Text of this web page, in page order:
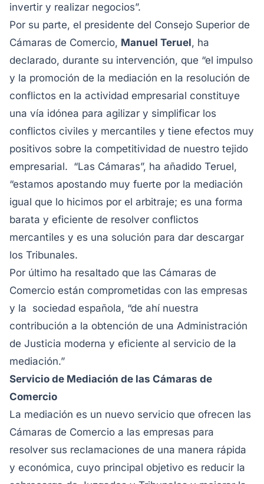
invertir y realizar negocios”.
Por su parte, el presidente del Consejo Superior de
Cámaras de Comercio, Manuel Teruel, ha
declarado, durante su intervención, que “el impulso
y la promoción de la mediación en la resolución de
conflictos en la actividad empresarial constituye
una vía idónea para agilizar y simplificar los
conflictos civiles y mercantiles y tiene efectos muy
positivos sobre la competitividad de nuestro tejido
empresarial. “Las Cámaras”, ha añadido Teruel,
“estamos apostando muy fuerte por la mediación
igual que lo hicimos por el arbitraje; es una forma
barata y eficiente de resolver conflictos
mercantiles y es una solución para dar descargar
los Tribunales.
Por último ha resaltado que las Cámaras de
Comercio están comprometidas con las empresas
y la sociedad española, “de ahí nuestra
contribución a la obtención de una Administración
de Justicia moderna y eficiente al servicio de la
mediación.”
Servicio de Mediación de las Cámaras de
Comercio
La mediación es un nuevo servicio que ofrecen las
Cámaras de Comercio a las empresas para
resolver sus reclamaciones de una manera rápida
y económica, cuyo principal objetivo es reducir la